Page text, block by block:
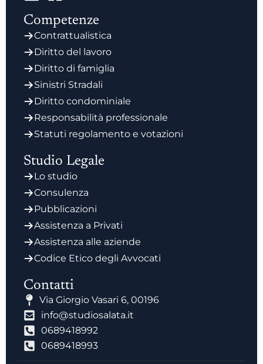
Competenze
Contrattualistica
Diritto del lavoro
Diritto di famiglia
Sinistri Stradali
Diritto condominiale
Responsabilità professionale
Statuti regolamento e votazioni
Studio Legale
Lo studio
Consulenza
Pubblicazioni
Assistenza a Privati
Assistenza alle aziende
Codice Etico degli Avvocati
Contatti
Via Giorgio Vasari 6, 00196
info@studiosalata.it
0689418992
0689418993